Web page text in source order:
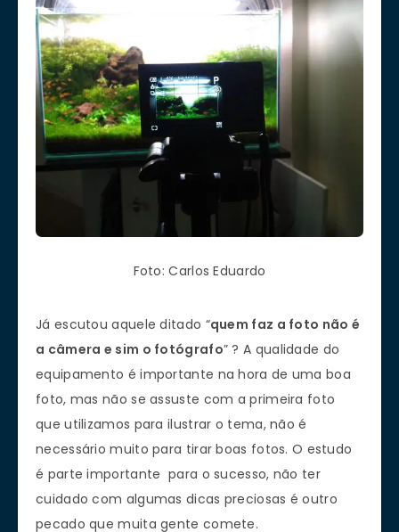
Foto: Carlos Eduardo
Já escutou aquele ditado “quem faz a foto não é
a câmera e sim o fotógrafo” ? A qualidade do
equipamento é importante na hora de uma boa
foto, mas não se assuste com a primeira foto
que utilizamos para ilustrar o tema, não é
necessário muito para tirar boas fotos. O estudo
é parte importante para o sucesso, não ter
cuidado com algumas dicas preciosas é outro
pecado que muita gente comete.